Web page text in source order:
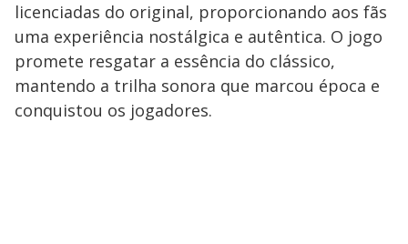
licenciadas do original, proporcionando aos fãs
uma experiência nostálgica e autêntica. O jogo
promete resgatar a essência do clássico,
mantendo a trilha sonora que marcou época e
conquistou os jogadores.